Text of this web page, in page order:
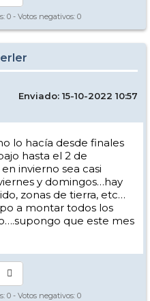
0 - Votos negativos: 0
Enviado: 15-10-2022 10:57
lo hacía desde finales
hasta el 2 de
invierno sea casi
y domingos…hay
zonas de tierra, etc…
a montar todos los
que este mes
0 - Votos negativos: 0